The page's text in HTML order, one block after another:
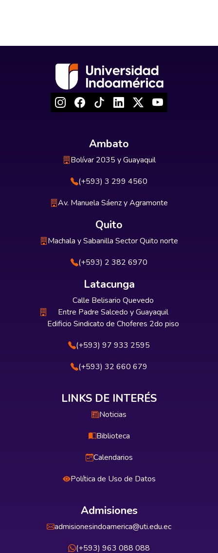
Ambato
Bolívar 2035 y Guayaquil
(+593) 3 299 4560
Av. Manuela Sáenz y Agramonte
Quito
Machala y Sabanilla Sector Quito norte
(+593) 2 382 6970
Latacunga
Calle Belisario Quevedo
Entre Padre Salcedo y Guayaquil
Edificio Sindicato de Choferes 2do piso
(+593) 97 933 2595
(+593) 32 660 679
LINKS DE INTERÉS
Noticias
Biblioteca
Calendarios
Política de Uso de Datos
Admisiones
admisionesindoamerica@uti.edu.ec
(+593) 963 088 088